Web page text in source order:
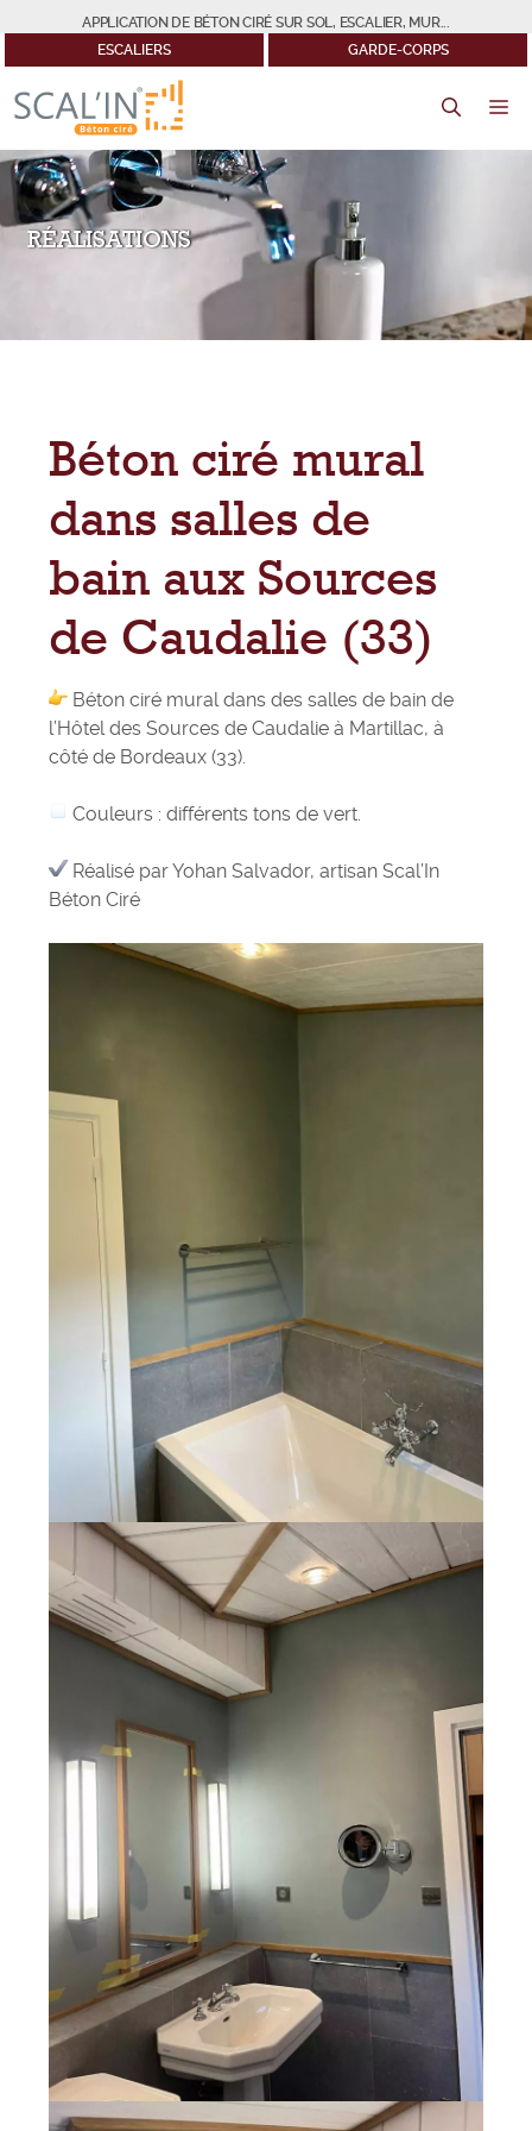
au
contenu
APPLICATION DE BÉTON CIRÉ SUR SOL, ESCALIER, MUR...
ESCALIERS
GARDE-CORPS
RÉALISATIONS
Béton ciré mural
dans salles de
bain aux Sources
de Caudalie (33)
Béton ciré mural dans des salles de bain de
l’Hôtel des Sources de Caudalie à Martillac, à
côté de Bordeaux (33).
Couleurs : différents tons de vert.
Réalisé parYohan Salvador, artisan Scal’In
Béton Ciré